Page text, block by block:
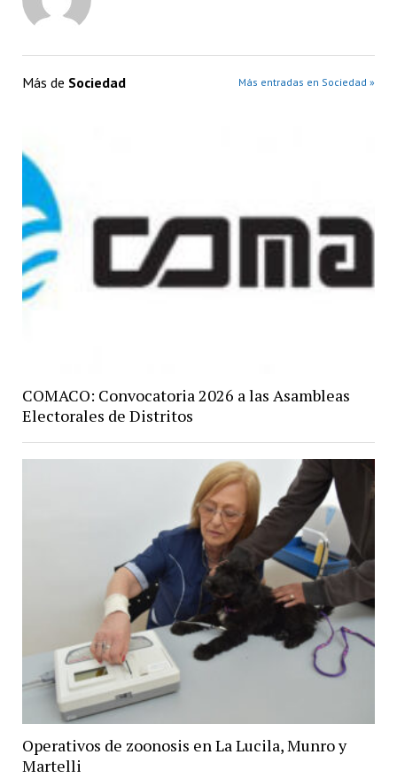
Más de Sociedad Más entradas en Sociedad »
COMACO: Convocatoria 2026 a las Asambleas
Electorales de Distritos
Operativos de zoonosis en La Lucila, Munro y
Martelli